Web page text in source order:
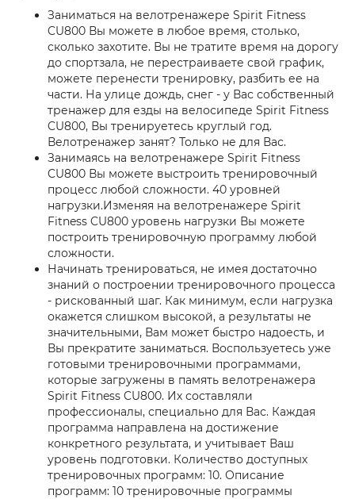
Заниматься на велотренажере Spirit Fitness
CU800 Вы можете в любое время, столько,
сколько захотите. Вы не тратите время на дорогу
до спортзала, не перестраиваете свой график,
можете перенести тренировку, разбить ее на
части. На улице дождь, снег - у Вас собственный
тренажер для езды на велосипеде Spirit Fitness
CU800, Вы тренируетесь круглый год.
Велотренажер занят? Только не для Вас.
Занимаясь на велотренажере Spirit Fitness
CU800 Вы можете выстроить тренировочный
процесс любой сложности. 40 уровней
нагрузки.Изменяя на велотренажере Spirit
Fitness CU800 уровень нагрузки Вы можете
построить тренировочную программу любой
сложности.
Начинать тренироваться, не имея достаточно
знаний о построении тренировочного процесса
- рискованный шаг. Как минимум, если нагрузка
окажется слишком высокой, а результаты не
значительными, Вам может быстро надоесть, и
Вы прекратите заниматься. Воспользуетесь уже
готовыми тренировочными программами,
которые загружены в память велотренажера
Spirit Fitness CU800. Их составляли
профессионалы, специально для Вас. Каждая
программа направлена на достижение
конкретного результата, и учитывает Ваш
уровень подготовки. Количество доступных
тренировочных программ: 10. Описание
программ: 10 тренировочные программы